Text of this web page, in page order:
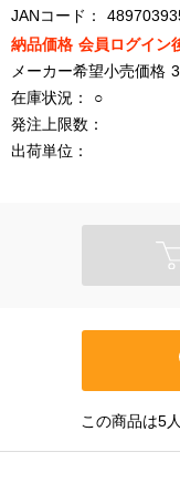
JANコード：
納品価格 会員ログイン
メーカー希望小売価格
在庫状況：
○
発注上限数：
出荷単位：
この商品は5